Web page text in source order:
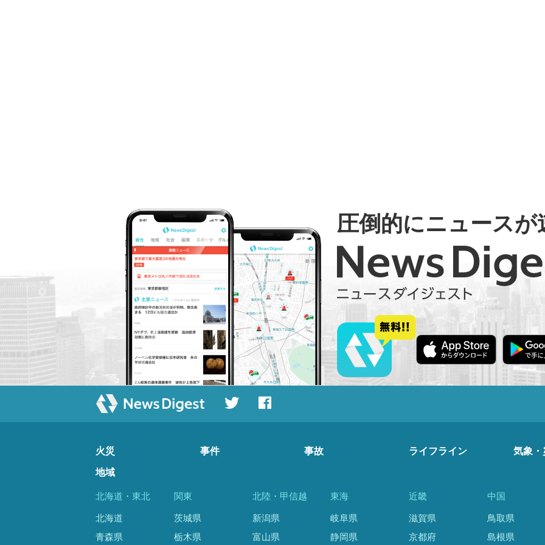
圧倒的にニュースが
火災 事件 事故 ライフライン 気象・
地域
北海道・東北
北海道
青森県
関東
茨城県
栃木県
北陸・甲信越
新潟県
富山県
東海
岐阜県
静岡県
近畿
滋賀県
京都府
中国
鳥取県
島根県